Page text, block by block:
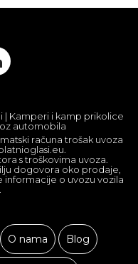
| Kamperi i kamp prikolice
automobila
računa trošak uvoza
s troškovima uvoza.
dogovora oko prodaje,
informacije o uvozu vozila
O nama Blog